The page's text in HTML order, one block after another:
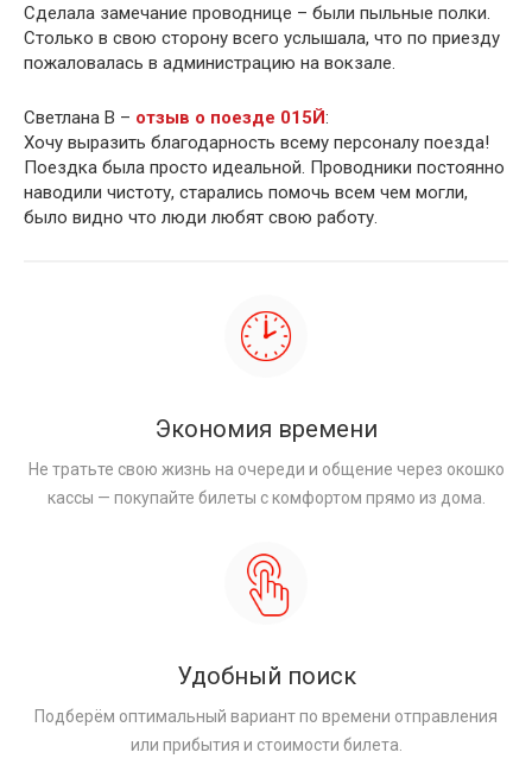
Сделала замечание проводнице – были пыльные полки.
Столько в свою сторону всего услышала, что по приезду
пожаловалась в администрацию на вокзале.
Светлана В – отзыв о поезде 015Й:
Хочу выразить благодарность всему персоналу поезда!
Поездка была просто идеальной. Проводники постоянно
наводили чистоту, старались помочь всем чем могли,
было видно что люди любят свою работу.
Экономия времени
Не тратьте свою жизнь на очереди и общение через окошко
кассы — покупайте билеты с комфортом прямо из дома.
Удобный поиск
Подберём оптимальный вариант по времени отправления
или прибытия и стоимости билета.